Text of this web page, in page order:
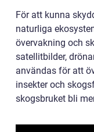
För att kunna
naturliga
övervakning och
satellitbilder,
användas för att
insekter och
skogsbruket bli